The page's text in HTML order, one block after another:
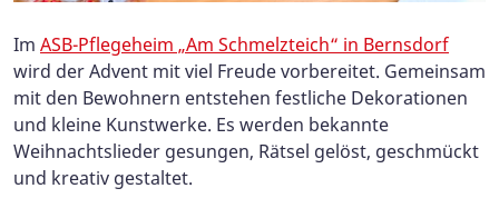
Im ASB-Pflegeheim „Am Schmelzteich“ in Bernsdorf
wird der Advent mit viel Freude vorbereitet. Gemeinsam
mit den Bewohnern entstehen festliche Dekorationen
und kleine Kunstwerke. Es werden bekannte
Weihnachtslieder gesungen, Rätsel gelöst, geschmückt
und kreativ gestaltet.